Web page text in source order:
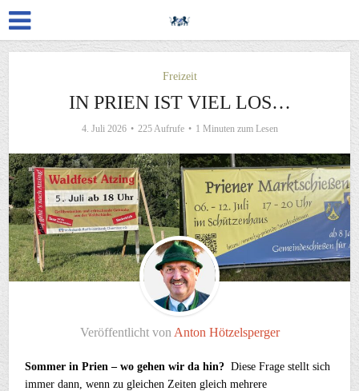
Freizeit
IN PRIEN IST VIEL LOS…
4. Juli 2026 225 Aufrufe 1 Minuten zum Lesen
Veröffentlicht von Anton Hötzelsperger
Sommer in Prien – wo gehen wir da hin? Diese Frage stellt sich
immer dann, wenn zu gleichen Zeiten gleich mehrere